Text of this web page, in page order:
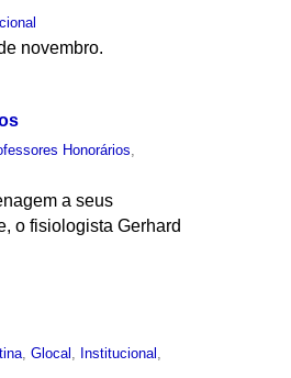
novembro.
Honorários
a seus
o fisiologista Gerhard
,Glocal Institucional